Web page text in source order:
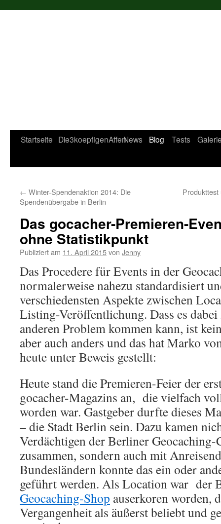
Startseite Die3koepfigenAffenNews Blog Tests
← Winter-Spendenaktion 2014: Die
Spendenübergabe in Berlin
Das gocacher-Premieren-
ohne Statistikpunkt
Publiziert am 11. April 2015von Jenny
Das Procedere für Events in der
normalerweise nahezu standardisiert
verschiedensten Aspekte zwischen
Listing-Veröffentlichung. Dass es
anderen Problem kommen kann, ist
aber auch anders und das hat Marko
heute unter Beweis gestellt:
Heute stand die Premieren-Feier der
gocacher-Magazins an, die vielfach
worden war. Gastgeber durfte dieses
– die Stadt Berlin sein. Dazu kamen
Verdächtigen der Berliner
zusammen, sondern auch mit
Bundesländern konnte das ein oder
geführt werden. Als Location war der
Geocaching-Shop auserkoren worden,
Vergangenheit als äußerst beliebt und